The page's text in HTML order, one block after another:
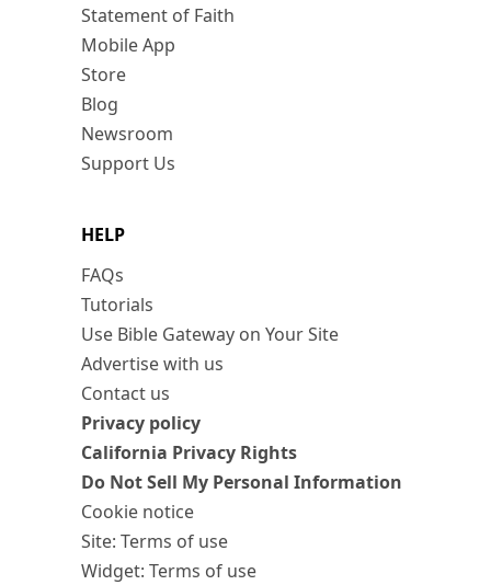
Statement of Faith
Mobile App
Store
Blog
Newsroom
Support Us
HELP
FAQs
Tutorials
Use Bible Gateway on Your Site
Advertise with us
Contact us
Privacy policy
California Privacy Rights
Do Not Sell My Personal Information
Cookie notice
Site: Terms of use
Widget: Terms of use